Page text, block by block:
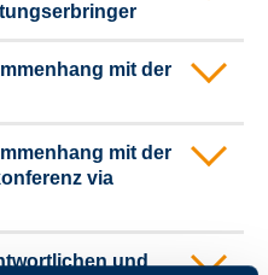
mit der
mit der
via
und